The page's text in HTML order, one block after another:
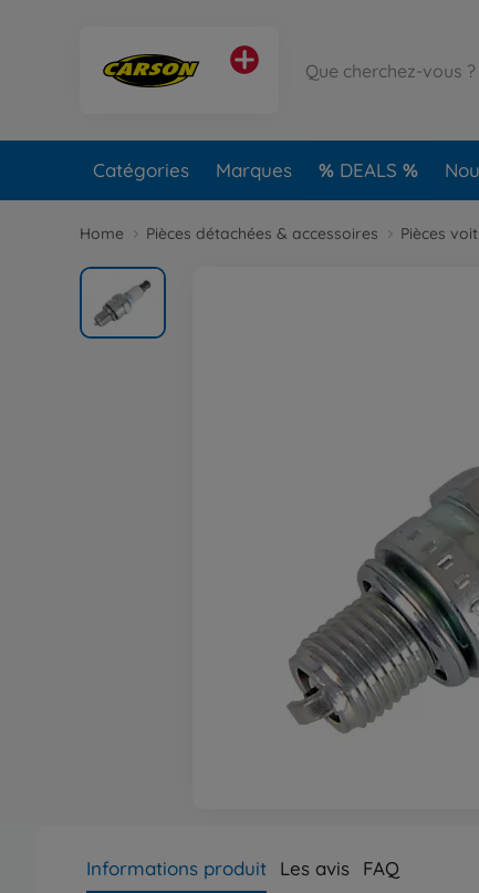
Catégories Marques DEALS
Home Pièces détachées & accessoires Pièces
Informations produit Les avis FAQ